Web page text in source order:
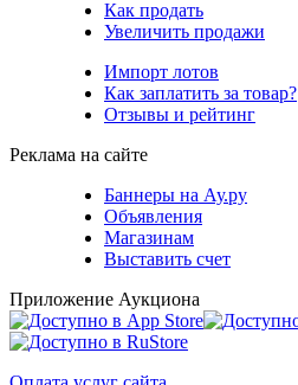
Как продать
Увеличить продажи
Импорт лотов
Как заплатить за товар?
Отзывы и рейтинг
Реклама на сайте
Баннеры на Ау.ру
Объявления
Магазинам
Выставить счет
Приложение Аукциона